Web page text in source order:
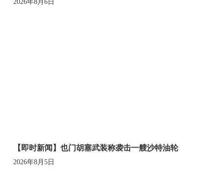
2026年8月6日
【即时新闻】也门胡塞武装称袭击一艘沙特油轮
2026年8月5日